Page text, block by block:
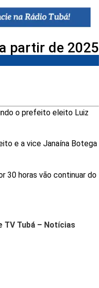
partir de 2025
o prefeito eleito Luiz
e a vice Janaína Botega
30 horas vão continuar do
TV Tubá – Notícias